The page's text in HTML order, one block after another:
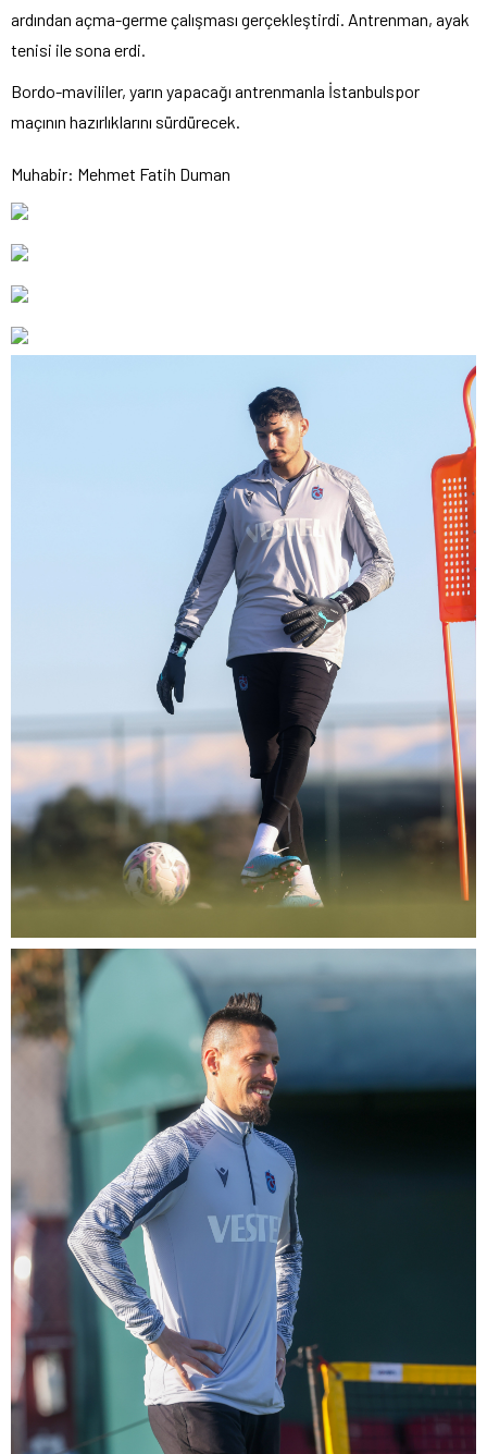
ardından açma-germe çalışması gerçekleştirdi. Antrenman, ayak
tenisi ile sona erdi.
Bordo-mavililer, yarın yapacağı antrenmanla İstanbulspor
maçının hazırlıklarını sürdürecek.
Muhabir: Mehmet Fatih Duman